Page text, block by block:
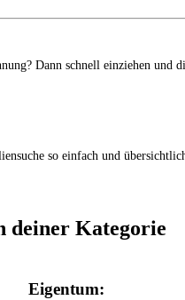
Dann schnell einziehen und
so einfach und
deiner Kategorie
Eigentum: